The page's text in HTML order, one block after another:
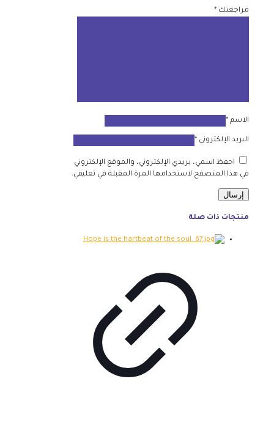
مراجعتك *
الاسم *
البريد الإلكتروني *
احفظ اسمي، بريدي الإلكتروني، والموقع الإلكتروني
في هذا المتصفح لاستخدامها المرة المقبلة في تعليقي.
منتجات ذات صلة